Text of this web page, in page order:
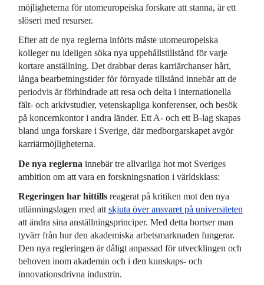
möjligheterna för utom­europeiska forskare att stanna, är ett
slöseri med resurser.
Efter att de nya reglerna införts måste utom­europeiska
kolleger nu ideligen söka nya uppehålls­tillstånd för varje
kortare anställning. Det drabbar deras karriär­chanser hårt,
långa bearbetnings­tider för förnyade tillstånd innebär att de
periodvis är förhindrade att resa och delta i internationella
fält- och arkivstudier, vetenskapliga konferenser, och besök
på koncern­kontor i andra länder. Ett A- och ett B-lag skapas
bland unga forskare i Sverige, där medborgar­skapet avgör
karriär­möjligheterna.
De nya reglerna innebär tre allvarliga hot mot Sveriges
ambition om att vara en forsknings­nation i världs­klass:
Regeringen har hittillsreagerat på kritiken mot den nya
utlännings­lagen med att skjuta över ansvaret på universiteten
att ändra sina anställnings­principer. Med detta bortser man
tyvärr från hur den akademiska arbets­marknaden fungerar.
Den nya regleringen är dåligt anpassad för utvecklingen och
behoven inom akademin och i den kunskaps- och
innovations­drivna industrin.